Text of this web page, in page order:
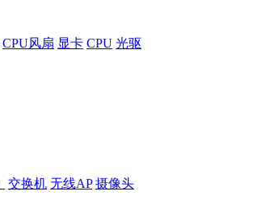
CPU风扇 显卡 CPU 光驱
交换机 无线AP 摄像头